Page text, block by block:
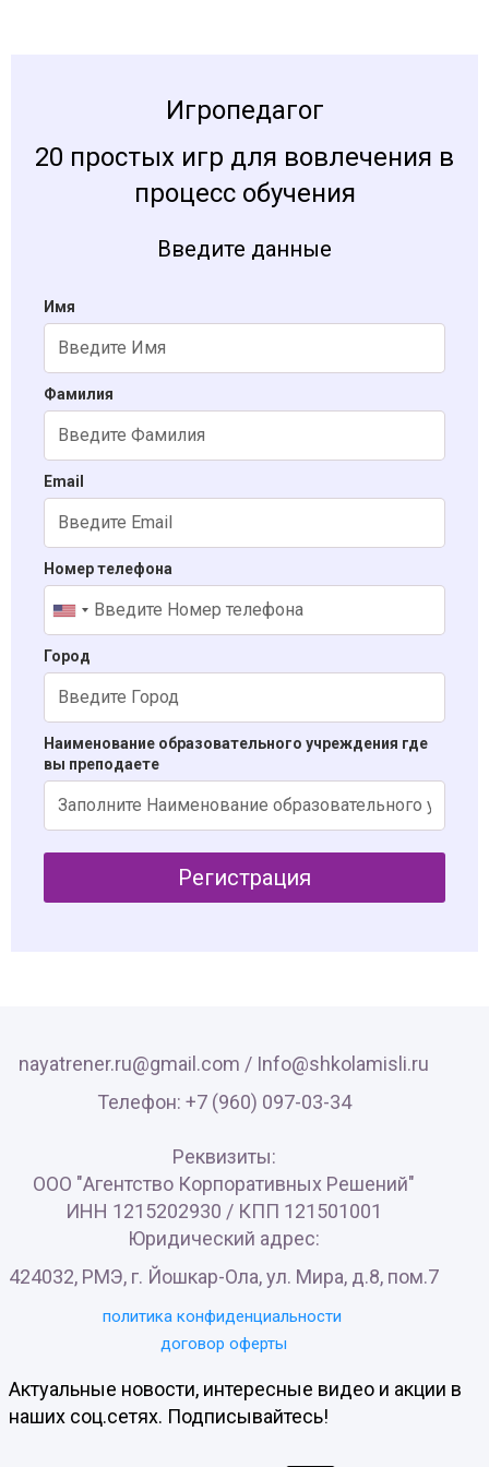
Игропедагог
20 простых игр для вовлечения в
процесс обучения
Введите данные
Имя
Фамилия
Email
Номер телефона
Город
Наименование образовательного учреждения где
вы преподаете
Регистрация
nayatrener.ru@gmail.com / Info@shkolamisli.ru
Телефон: +7 (960) 097-03-34
Реквизиты:
ООО "Агентство Корпоративных Решений"
ИНН 1215202930 / КПП 121501001
Юридический адрес:
424032, РМЭ, г. Йошкар-Ола, ул. Мира, д.8, пом.7
политика конфиденциальности
договор оферты
Актуальные новости, интересные видео и акции в
наших соц.сетях. Подписывайтесь!